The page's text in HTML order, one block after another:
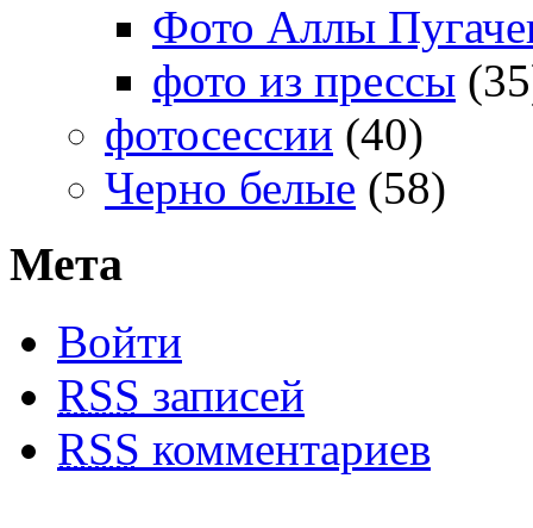
Фото Аллы
фото из прессы
фотосессии (40)
Черно белые (58)
Мета
Войти
RSS записей
RSS комментариев